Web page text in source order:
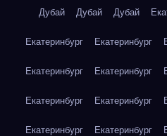
Дубай Дубай Дубай
Екатеринбург Екатеринбург
Екатеринбург Екатеринбург
Екатеринбург Екатеринбург
Екатеринбург Екатеринбург